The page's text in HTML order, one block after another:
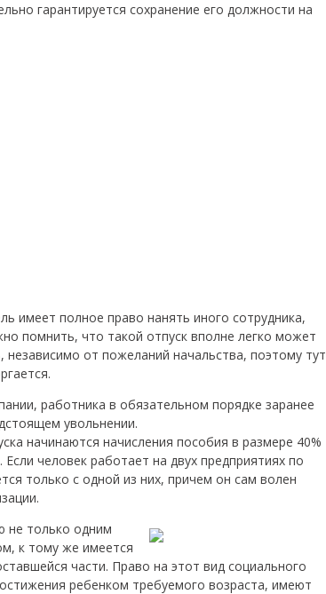
гарантируется сохранение его должности на
имеет полное право нанять иного сотрудника,
помнить, что такой отпуск вполне легко может
от пожеланий начальства, поэтому тут
работника в обязательном порядке заранее
увольнении.
начинаются начисления пособия в размере 40%
человек работает на двух предприятиях по
только с одной из них, причем он сам волен
не только одним
к тому же имеется
части. Право на этот вид социального
ребенком требуемого возраста, имеют